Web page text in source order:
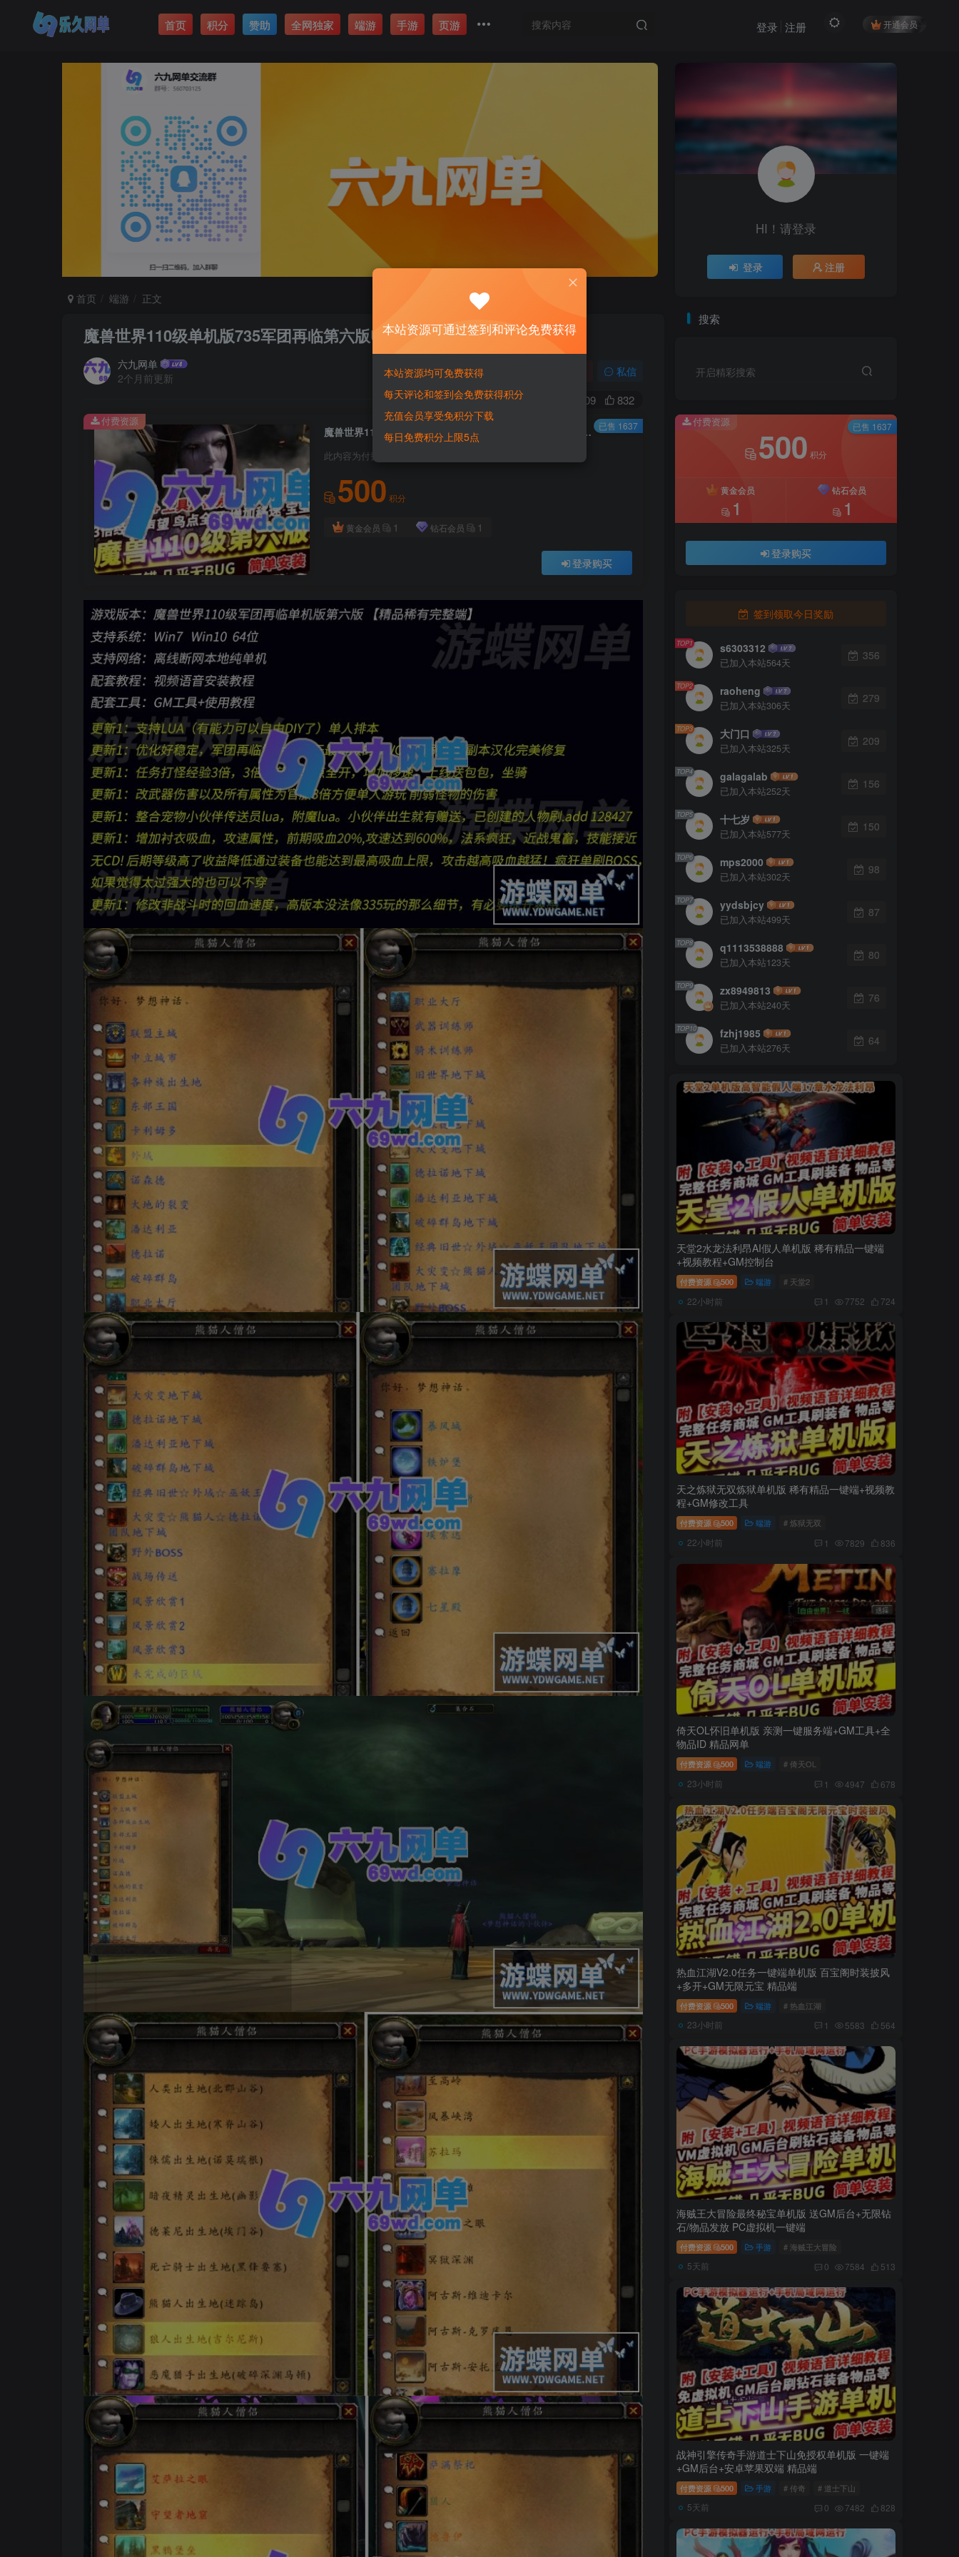
首页 积分 赞助 全网独家 端游 手游 页游 开通会员
登录 注册
首页 端游 正文
魔兽世界110级单机版735军团再临第六版UWOW任务副本完美修复
六九网单
2个月前更新
私信
8909 832
魔兽世界110级单机版735军团再临第六版UWOW任务副本完美修复
此内容为付费资源，请付费后查看
500 积分
黄金会员 1 钻石会员 1
登录购买
付费资源 已售 1637
HI！请登录
登录 注册
搜索
开启精彩搜索
付费资源
500 积分
黄金会员
1
钻石会员
1
登录购买
已售 1637
签到领取今日奖励
TOP1 s6303312
已加入本站564天
356
TOP2 raoheng
已加入本站306天
279
TOP3 大门口
已加入本站325天
209
TOP4 galagalab
已加入本站252天
156
TOP5 十七岁
已加入本站577天
150
TOP6 mps2000
已加入本站302天
98
TOP7 yydsbjcy
已加入本站499天
87
TOP8 q1113538888
已加入本站123天
80
TOP9 zx8949813
已加入本站240天
76
TOP10 fzhj1985
已加入本站276天
64
天堂2水龙法利昂AI假人单机版 稀有精品一键端
+视频教程+GM控制台
付费资源 500 端游 # 天堂2
22小时前 1 7752 724
天之炼狱无双炼狱单机版 稀有精品一键端+视频教
程+GM修改工具
付费资源 500 端游 # 炼狱无双
22小时前 1 7829 836
倚天OL怀旧单机版 亲测一键服务端+GM工具+全
物品ID 精品网单
付费资源 500 端游 # 倚天OL
23小时前 1 4947 678
热血江湖V2.0任务一键端单机版 百宝阁时装披风
+多开+GM无限元宝 精品端
付费资源 500 端游 # 热血江湖
23小时前 1 5583 564
海贼王大冒险最终秘宝单机版 送GM后台+无限钻
石/物品发放 PC虚拟机一键端
付费资源 500 手游 # 海贼王大冒险
5天前 0 7584 513
战神引擎传奇手游道士下山免授权单机版 一键端
+GM后台+安卓苹果双端 精品端
付费资源 500 手游 # 传奇 # 道士下山
5天前 0 7482 828
本站资源可通过签到和评论免费获得
本站资源均可免费获得
每天评论和签到会免费获得积分
充值会员享受免积分下载
每日免费积分上限5点